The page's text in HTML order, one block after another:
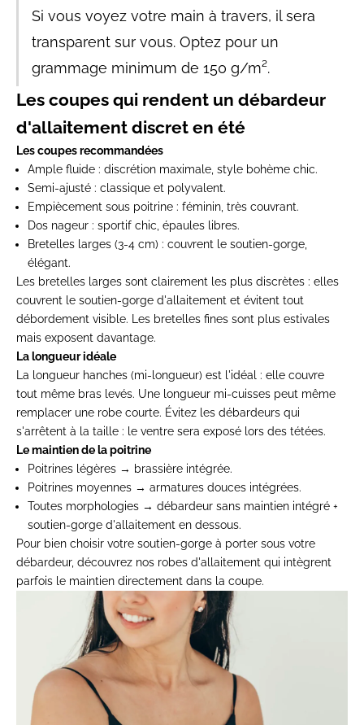
Si vous voyez votre main à travers, il sera
transparent sur vous. Optez pour un
grammage minimum de 150 g/m².
Les coupes qui rendent un débardeur
d'allaitement discret en été
Les coupes recommandées
Ample fluide : discrétion maximale, style bohème chic.
Semi-ajusté : classique et polyvalent.
Empiècement sous poitrine : féminin, très couvrant.
Dos nageur : sportif chic, épaules libres.
Bretelles larges (3-4 cm) : couvrent le soutien-gorge,
élégant.
Les bretelles larges sont clairement les plus discrètes : elles
couvrent le soutien-gorge d'allaitement et évitent tout
débordement visible. Les bretelles fines sont plus estivales
mais exposent davantage.
La longueur idéale
La longueur hanches (mi-longueur) est l'idéal : elle couvre
tout même bras levés. Une longueur mi-cuisses peut même
remplacer une robe courte. Évitez les débardeurs qui
s'arrêtent à la taille : le ventre sera exposé lors des tétées.
Le maintien de la poitrine
Poitrines légères → brassière intégrée.
Poitrines moyennes → armatures douces intégrées.
Toutes morphologies → débardeur sans maintien intégré +
soutien-gorge d'allaitement en dessous.
Pour bien choisir votre soutien-gorge à porter sous votre
débardeur, découvrez nos robes d'allaitement qui intègrent
parfois le maintien directement dans la coupe.